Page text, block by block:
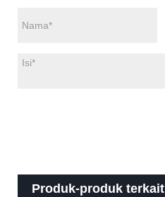
Produk-produk terkait